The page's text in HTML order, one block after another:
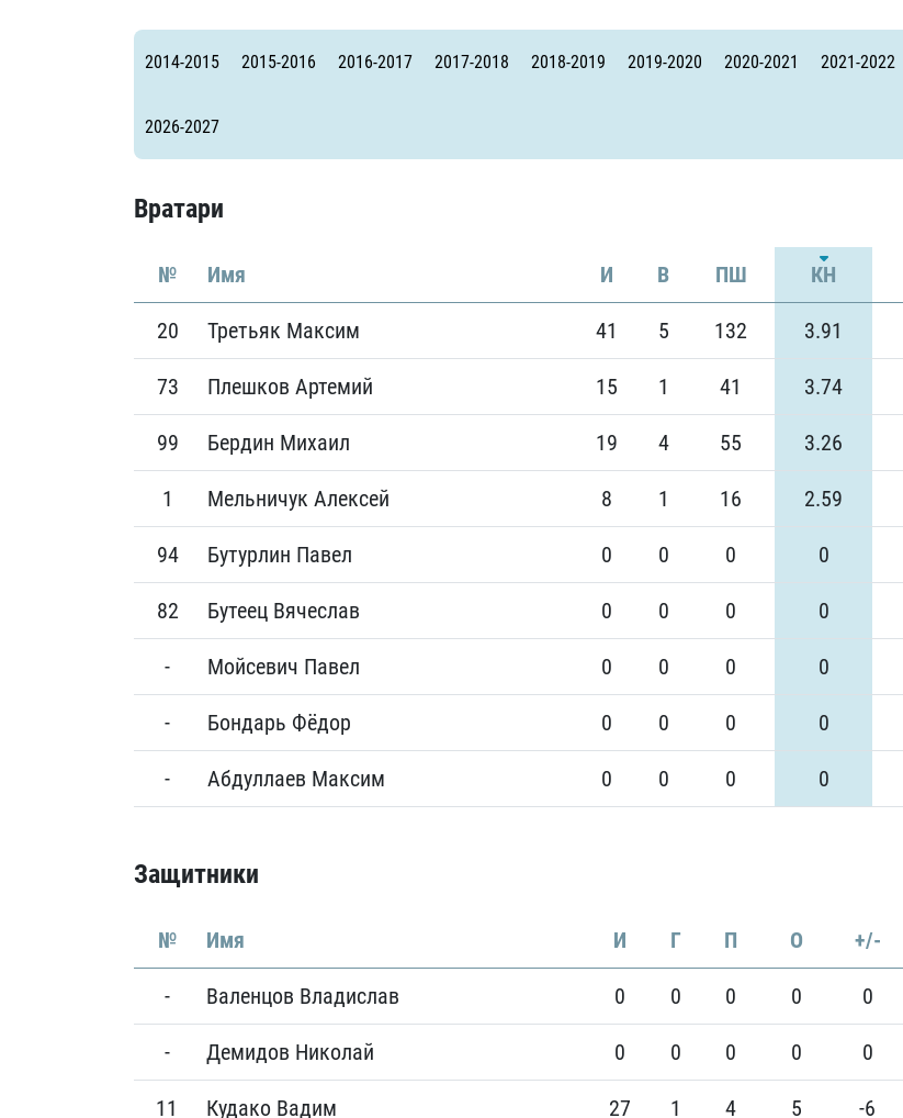
2014-2015 2015-2016 2016-2017 2017-2018 2018-2019 2019-2020 2020-2021 2021-2022
2026-2027
Вратари
№ Имя И В ПШ КН
20 Третьяк Максим 41 5 132 3.91
73 Плешков Артемий 15 1 41 3.74
99 Бердин Михаил 19 4 55 3.26
1 Мельничук Алексей 8 1 16 2.59
94 Бутурлин Павел 0 0 0 0
82 Бутеец Вячеслав 0 0 0 0
- Мойсевич Павел 0 0 0 0
- Бондарь Фёдор 0 0 0 0
- Абдуллаев Максим 0 0 0 0
Защитники
№ Имя И Г П О +/-
- Валенцов Владислав 0 0 0 0 0
- Демидов Николай 0 0 0 0 0
11 Кудако Вадим 27 1 4 5 -6